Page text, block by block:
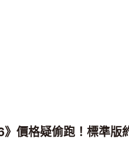
》價格疑偷跑！標準版